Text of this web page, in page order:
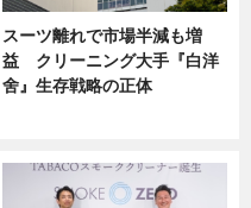
スーツ離れで市場半減も増
益 クリーニング大手『白洋
舍』生存戦略の正体